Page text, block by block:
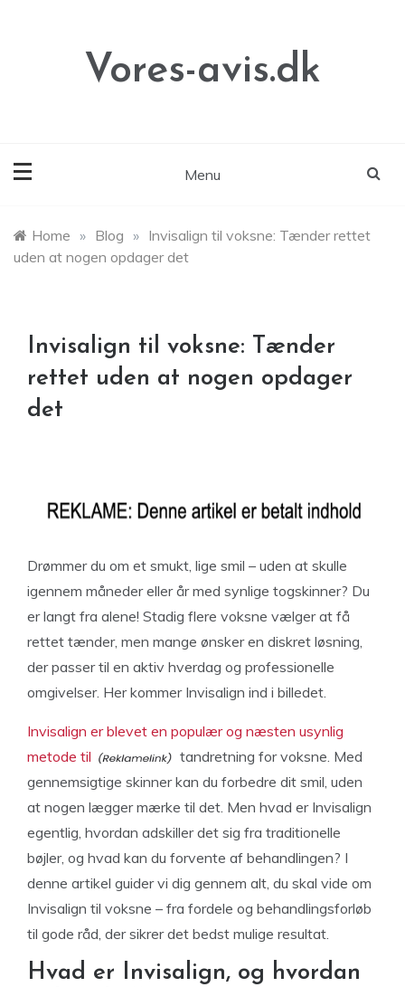
Vores-avis.dk
Menu
Home » Blog » Invisalign til voksne: Tænder rettet
uden at nogen opdager det
Invisalign til voksne: Tænder
rettet uden at nogen opdager
det
Drømmer du om et smukt, lige smil – uden at skulle
igennem måneder eller år med synlige togskinner? Du
er langt fra alene! Stadig flere voksne vælger at få
rettet tænder, men mange ønsker en diskret løsning,
der passer til en aktiv hverdag og professionelle
omgivelser. Her kommer Invisalign ind i billedet.
Invisalign er blevet en populær og næsten usynlig
metode til
tandretning for voksne. Med
gennemsigtige skinner kan du forbedre dit smil, uden
at nogen lægger mærke til det. Men hvad er Invisalign
egentlig, hvordan adskiller det sig fra traditionelle
bøjler, og hvad kan du forvente af behandlingen? I
denne artikel guider vi dig gennem alt, du skal vide om
Invisalign til voksne – fra fordele og behandlingsforløb
til gode råd, der sikrer det bedst mulige resultat.
Hvad er Invisalign, og hvordan